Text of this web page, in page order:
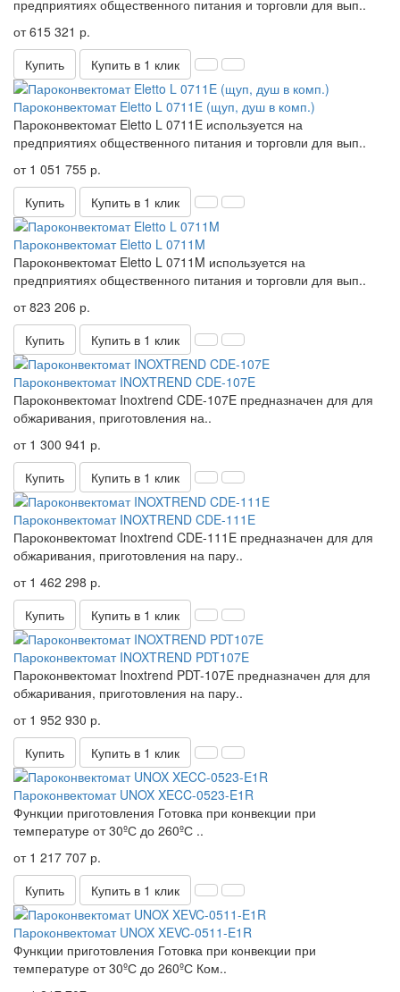
предприятиях общественного питания и торговли для вып..
от 615 321 р.
Купить
Купить в 1 клик
Пароконвектомат Eletto L 0711E (щуп, душ в комп.)
Пароконвектомат Eletto L 0711E используется на
предприятиях общественного питания и торговли для вып..
от 1 051 755 р.
Купить
Купить в 1 клик
Пароконвектомат Eletto L 0711M
Пароконвектомат Eletto L 0711M используется на
предприятиях общественного питания и торговли для вып..
от 823 206 р.
Купить
Купить в 1 клик
Пароконвектомат INOXTREND CDE-107E
Пароконвектомат Inoxtrend CDE-107E предназначен для для
обжаривания, приготовления на..
от 1 300 941 р.
Купить
Купить в 1 клик
Пароконвектомат INOXTREND CDE-111E
Пароконвектомат Inoxtrend CDE-111E предназначен для для
обжаривания, приготовления на пару..
от 1 462 298 р.
Купить
Купить в 1 клик
Пароконвектомат INOXTREND PDT107E
Пароконвектомат Inoxtrend PDT-107E предназначен для для
обжаривания, приготовления на пару..
от 1 952 930 р.
Купить
Купить в 1 клик
Пароконвектомат UNOX XECC-0523-E1R
Функции приготовления Готовка при конвекции при
температуре от 30ºС до 260ºС ..
от 1 217 707 р.
Купить
Купить в 1 клик
Пароконвектомат UNOX XEVC-0511-E1R
Функции приготовления Готовка при конвекции при
температуре от 30ºС до 260ºС Ком..